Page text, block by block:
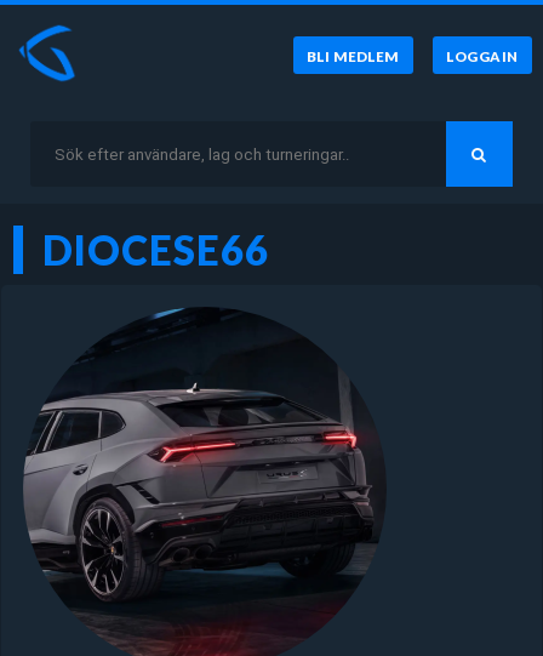
BLI MEDLEM LOGGA IN
DIOCESE66